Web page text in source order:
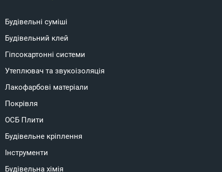
Будівельні суміші
Будівельний клей
Гіпсокартонні системи
Утеплювач та звукоізоляція
Лакофарбові матеріали
Покрівля
ОСБ Плити
Будівельне кріплення
Інструменти
Будівельна хімія